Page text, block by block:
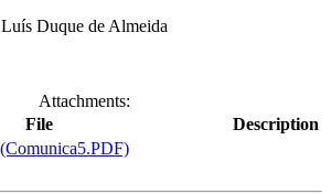
Luís Duque de Almeida
Attachments:
File
Description